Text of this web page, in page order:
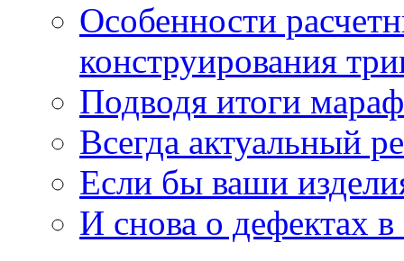
Особенности
конструирования
Подводя итоги
Всегда актуальный
Если бы ваши
И снова о дефектах